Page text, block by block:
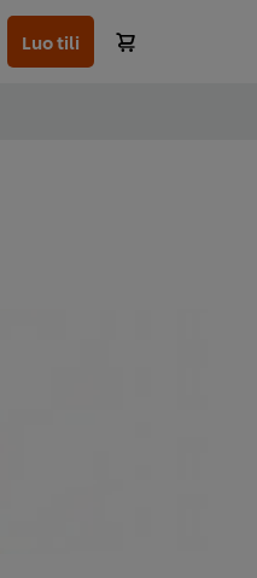
Luo tili